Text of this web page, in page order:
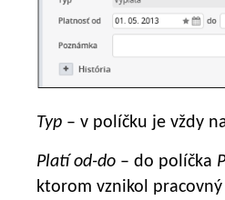
Typ – v políčku je vždy
Platí od-do – do políčka
ktorom vznikol